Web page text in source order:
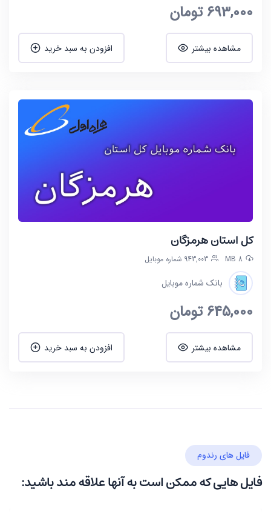
693,000تومان
مشاهده بیشتر افزودن به سبد خرید
کل استان هرمزگان
8 MB 943,003 شماره موبایل
بانک شماره موبایل
645,000تومان
مشاهده بیشتر افزودن به سبد خرید
فایل های رندوم
فایل هایی که ممکن است به آنها علاقه مند باشید: